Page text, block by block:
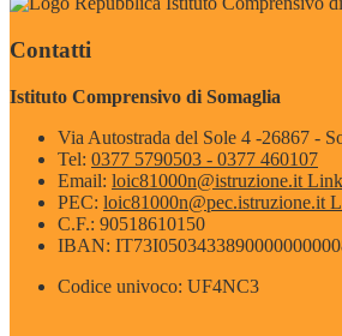
Contatti
Istituto Comprensivo di Somaglia
Via Autostrada del Sole 4 -26867 -
Tel: 0377 5790503 - 0377 460107
Email: loic81000n@istruzione.it
PEC: loic81000n@pec.istruzione.it
C.F.: 90518610150
IBAN:
Codice univoco: UF4NC3